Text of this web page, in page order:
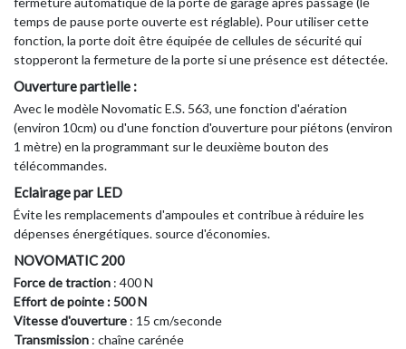
temps de pause porte ouverte est réglable). Pour utiliser cette
fonction, la porte doit être équipée de cellules de sécurité qui
stopperont la fermeture de la porte si une présence est détectée.
Ouverture partielle :
Avec le modèle Novomatic E.S. 563, une fonction d'aération
(environ 10cm) ou d'une fonction d'ouverture pour piétons (environ
1 mètre) en la programmant sur le deuxième bouton des
télécommandes.
Eclairage par LED
Évite les remplacements d'ampoules et contribue à réduire les
dépenses énergétiques. source d'économies.
NOVOMATIC 200
Force de traction : 400 N
Effort de pointe : 500 N
Vitesse d'ouverture : 15 cm/seconde
Transmission : chaîne carénée